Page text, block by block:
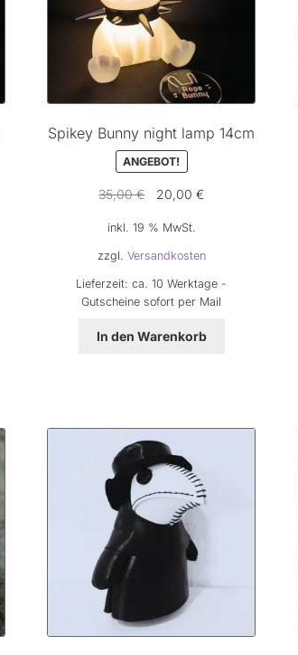
Spikey Bunny night lamp 14cm
ANGEBOT!
35,00€
Ursprünglicher
war:
35,00 €
20,00€Aktueller
20,00 €.
inkl. 19 % MwSt.
zzgl. Versandkosten
Lieferzeit:ca. 10 Werktage -
Gutscheine sofort per Mail
In den Warenkorb